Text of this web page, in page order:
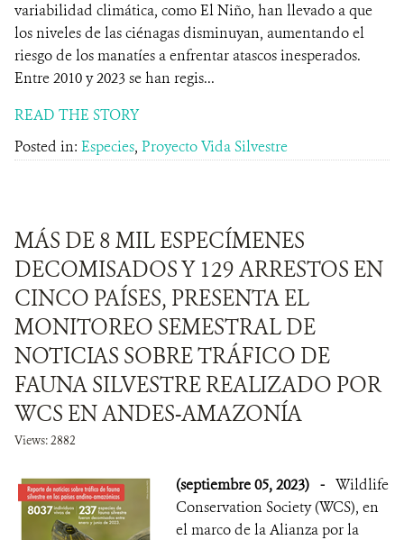
variabilidad climática, como El Niño, han llevado a que
los niveles de las ciénagas disminuyan, aumentando el
riesgo de los manatíes a enfrentar atascos inesperados.
Entre 2010 y 2023 se han regis...
READ THE STORY
Posted in: Especies, Proyecto Vida Silvestre
MÁS DE 8 MIL ESPECÍMENES
DECOMISADOS Y 129 ARRESTOS EN
CINCO PAÍSES, PRESENTA EL
MONITOREO SEMESTRAL DE
NOTICIAS SOBRE TRÁFICO DE
FAUNA SILVESTRE REALIZADO POR
WCS EN ANDES-AMAZONÍA
Views: 2882
(septiembre 05, 2023) - Wildlife
Conservation Society (WCS), en
el marco de la Alianza por la